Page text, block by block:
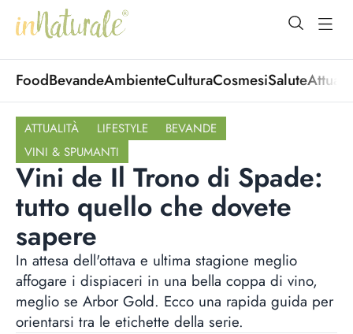
open
FoodBevandeAmbienteCulturaCosmesiSalute
ATTUALITÀ LIFESTYLE
BEVANDE
VINI & SPUMANTI
Vini de Il Trono di Spade:
tutto quello che dovete
sapere
In attesa dell'ottava e ultima stagione meglio
affogare i dispiaceri in una bella coppa di vino,
meglio se Arbor Gold. Ecco una rapida guida per
orientarsi tra le etichette della serie.